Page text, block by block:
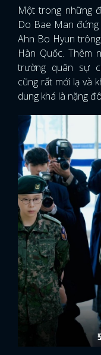
Một trong những
Do Bae Man
Ahn Bo Hyun
Hàn Quốc. Thêm
trường quân sự
cũng rất mới lạ và
dung khá là nặng